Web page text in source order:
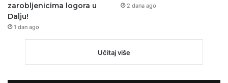
zarobljenicima logora u
Dalju!
1 dan ago
2 dana ago
Učitaj više